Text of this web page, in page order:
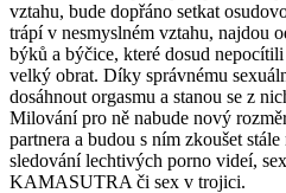
vztahu, bude dopřáno setkat
trápí v nesmyslném vztahu, najdou
býků a býčice, které dosud
velký obrat. Díky správnému
dosáhnout orgasmu a stanou se z
Milování pro ně nabude nový
partnera a budou s ním zkoušet
sledování lechtivých porno videí,
KAMASUTRA či sex v trojici.